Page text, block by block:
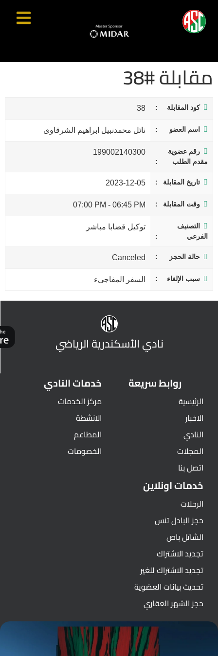
مقابلة #38
كود المقابلة 38
اسم العضو نائل محمدنبيل ابراهيم الشرقاوى
رقم عضوية
مقدم الطلب
199002140300
تاريخ المقابلة 2023-12-05
وقت المقابلة 06:45 PM
-
07:00 PM
التصنيف
الفرعي
توكيل قضابا مباشر
حالة الحجز Canceled
سبب الإلغاء السفر المفاجىء
نادي الأسكندرية الرياضي
روابط سريعة
الرئيسية
الاخبار
النادي
المجلات
اتصل بنا
خدمات النادي
مركز الخدمات
الانشطة
المطاعم
الخصومات
خدمات اونلاين
الرحلات
حجز البادل تنس
الشاتل باص
تجديد الاشتراك
تجديد الاشتراك للغير
تحديث بيانات العضوية
حجز الشهر العقاري